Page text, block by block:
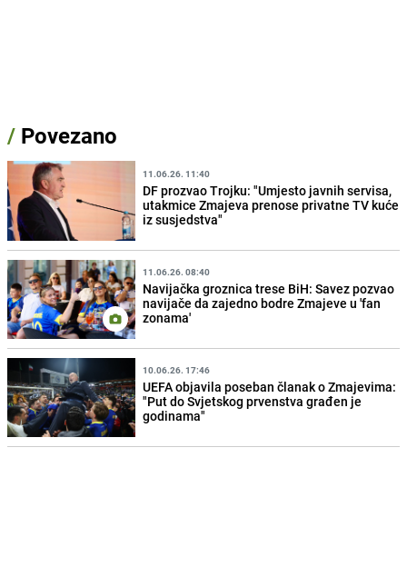
/ Povezano
11.06.26. 11:40
DF prozvao Trojku: "Umjesto javnih servisa,
utakmice Zmajeva prenose privatne TV kuće
iz susjedstva"
11.06.26. 08:40
Navijačka groznica trese BiH: Savez pozvao
navijače da zajedno bodre Zmajeve u 'fan
zonama'
10.06.26. 17:46
UEFA objavila poseban članak o Zmajevima:
"Put do Svjetskog prvenstva građen je
godinama"